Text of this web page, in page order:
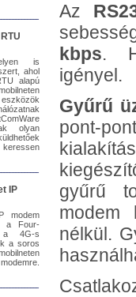
is
ahol
alapú
olyan
IP
modem
a Four-
a 4G-s
a soros
Az
kbps.
igényel.
Gyűrű
pont-
gyűrű
modem
nélkül.